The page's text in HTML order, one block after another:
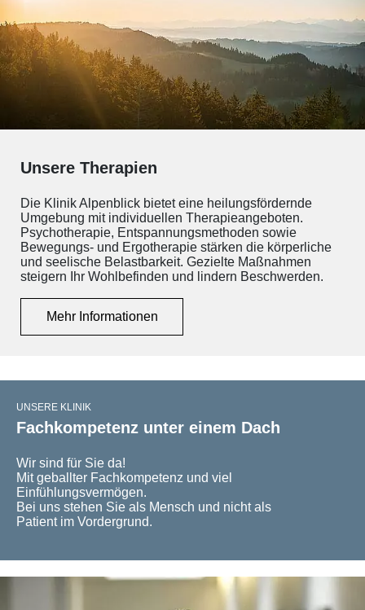
Unsere Therapien
Die Klinik Alpenblick bietet eine heilungsfördernde
Umgebung mit individuellen Therapieangeboten.
Psychotherapie, Entspannungsmethoden sowie
Bewegungs- und Ergotherapie stärken die körperliche
und seelische Belastbarkeit. Gezielte Maßnahmen
steigern Ihr Wohlbefinden und lindern Beschwerden.
Mehr Informationen
UNSERE KLINIK
Fachkompetenz unter einem Dach
Wir sind für Sie da!
Mit geballter Fachkompetenz und viel
Einfühlungsvermögen.
Bei uns stehen Sie als Mensch und nicht als
Patient im Vordergrund.